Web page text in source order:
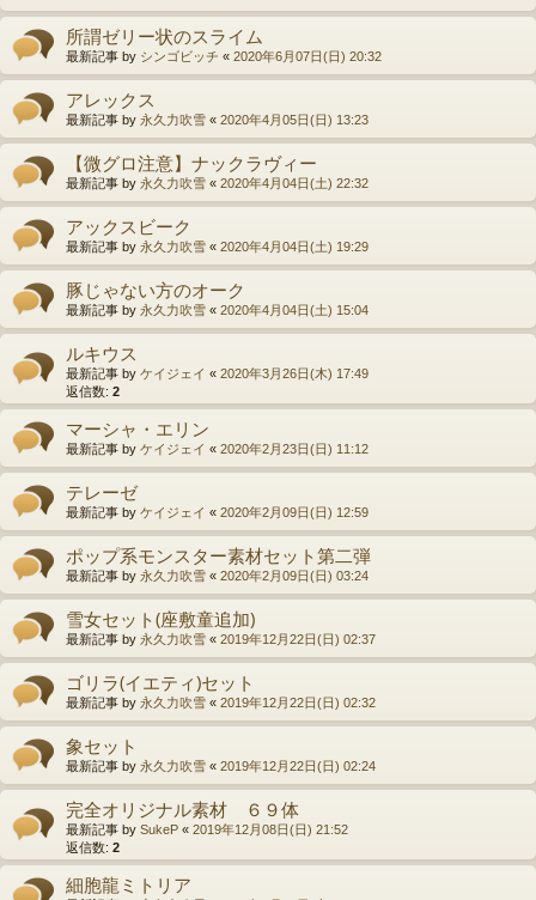
所謂ゼリー状のスライム
最新記事 by シンゴビッチ « 2020年6月07日(日) 20:32
アレックス
最新記事 by 永久力吹雪 « 2020年4月05日(日) 13:23
【微グロ注意】ナックラヴィー
最新記事 by 永久力吹雪 « 2020年4月04日(土) 22:32
アックスビーク
最新記事 by 永久力吹雪 « 2020年4月04日(土) 19:29
豚じゃない方のオーク
最新記事 by 永久力吹雪 « 2020年4月04日(土) 15:04
ルキウス
最新記事 by ケイジェイ « 2020年3月26日(木) 17:49
返信数: 2
マーシャ・エリン
最新記事 by ケイジェイ « 2020年2月23日(日) 11:12
テレーゼ
最新記事 by ケイジェイ « 2020年2月09日(日) 12:59
ポップ系モンスター素材セット第二弾
最新記事 by 永久力吹雪 « 2020年2月09日(日) 03:24
雪女セット(座敷童追加)
最新記事 by 永久力吹雪 « 2019年12月22日(日) 02:37
ゴリラ(イエティ)セット
最新記事 by 永久力吹雪 « 2019年12月22日(日) 02:32
象セット
最新記事 by 永久力吹雪 « 2019年12月22日(日) 02:24
完全オリジナル素材 ６９体
最新記事 by SukeP « 2019年12月08日(日) 21:52
返信数: 2
細胞龍ミトリア